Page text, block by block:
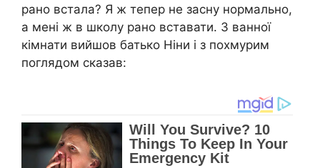
рано встала? Я ж тепер не засну нормально,
а мені ж в школу рано вставати. З ванної
кімнати вийшов батько Ніни і з похмурим
поглядом сказав: